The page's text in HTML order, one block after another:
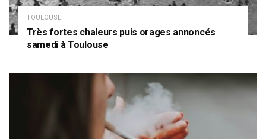
TOULOUSE
Très fortes chaleurs puis orages annoncés
samedi à Toulouse